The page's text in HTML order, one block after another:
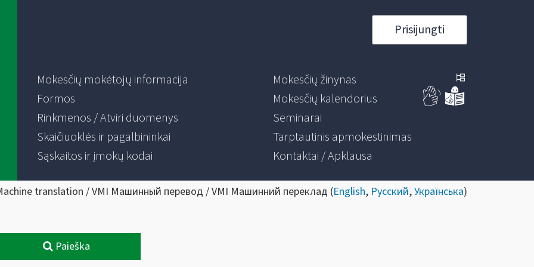
Prisijungti
Mokesčių mokėtojų informacija
Formos
Rinkmenos / Atviri duomenys
Skaičiuoklės ir pagalbininkai
Sąskaitos ir įmokų kodai
Mokesčių žinynas
Mokesčių kalendorius
Seminarai
Tarptautinis apmokestinimas
Kontaktai / Apklausa
translation / VMI Машинный перевод / VMI Машинний переклад (English, Русский,Українська)
Paieška